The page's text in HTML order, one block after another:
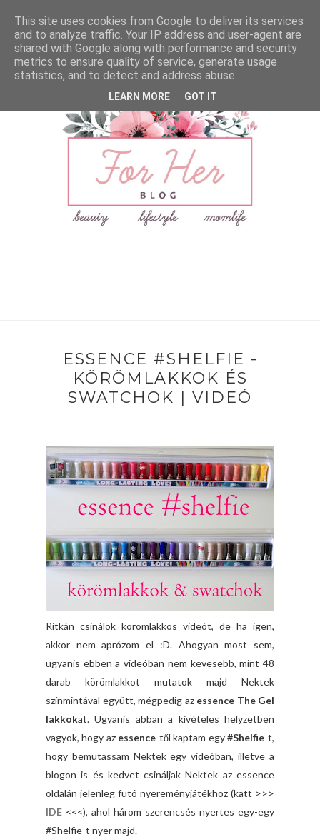
ESSENCE #SHELFIE -
KÖRÖMLAKKOK ÉS
SWATCHOK | VIDEÓ
Ritkán csinálok körömlakkos videót, de ha igen,
akkor nem aprózom el :D. Ahogyan most sem,
ugyanis ebben a videóban nem kevesebb, mint 48
darab körömlakkot mutatok majd Nektek
színmintával együtt, mégpedig az essence The Gel
lakkokat. Ugyanis abban a kivételes helyzetben
vagyok, hogy az essence-től kaptam egy#Shelfie-t,
hogy bemutassam Nektek egy videóban, illetve a
blogon is és kedvet csináljak Nektek az essence
oldalán jelenleg futó nyereményjátékhoz (katt >>>
IDE <<<), ahol három szerencsés nyertes egy-egy
#Shelfie-t nyer majd.
This site uses cookies from Google to deliver its services
and to analyze traffic. Your IP address and user-agent are
shared with Google along with performance and security
metrics to ensure quality of service, generate usage
statistics, and to detect and address abuse.
LEARN MORE GOT IT